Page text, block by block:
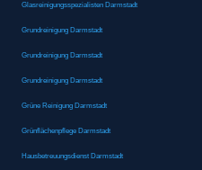
Glasreinigungsspezialisten Darmstadt
Grundreinigung Darmstadt
Grundreinigung Darmstadt
Grundreinigung Darmstadt
Grüne Reinigung Darmstadt
Grünflächenpflege Darmstadt
Hausbetreuungsdienst Darmstadt